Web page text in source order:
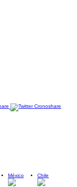
México Chile